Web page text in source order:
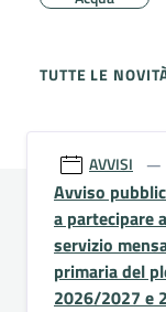
TUTTE LE
AVVISI
Avviso
a partecipare
servizio
primaria del
2026/2027 e